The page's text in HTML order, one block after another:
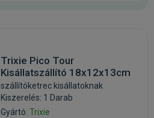
Trixie Pico Tour
Kisállatszállító 18x12x13cm
szállítóketrec kisállatoknak
Kiszerelés: 1 Darab
Gyártó: Trixie